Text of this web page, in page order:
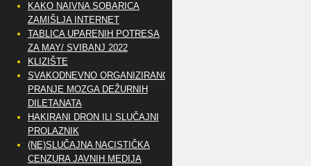
KAKO NAIVNA SOBARICA
ZAMIŠLJA INTERNET
TABLICA UPARENIH POTRESA
ZA MAY/ SVIBANJ 2022
KLIZIŠTE
SVAKODNEVNO ORGANIZIRANO
PRANJE MOZGA DEŽURNIH
DILETANATA
HAKIRANI DRON ILI SLUČAJNI
PROLAZNIK
(NE)SLUČAJNA NACISTIČKA
CENZURA JAVNIH MEDIJA